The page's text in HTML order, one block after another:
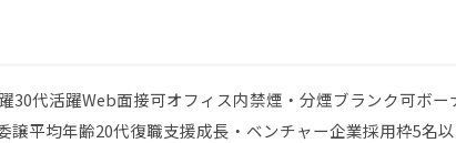
30代活躍Web面接可オフィス内禁煙・分煙ブランク可ボー
譲平均年齢20代復職支援成長・ベンチャー企業採用枠5名